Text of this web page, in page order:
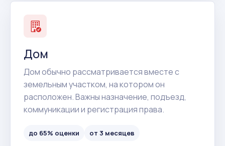
Дом
Дом обычно рассматривается вместе с
земельным участком, на котором он
расположен. Важны назначение, подъезд,
коммуникации и регистрация права.
до 65% оценки от 3 месяцев